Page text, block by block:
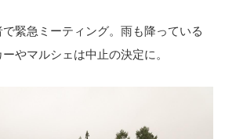
緊急ミーティング。雨も降っている
やマルシェは中止の決定に。